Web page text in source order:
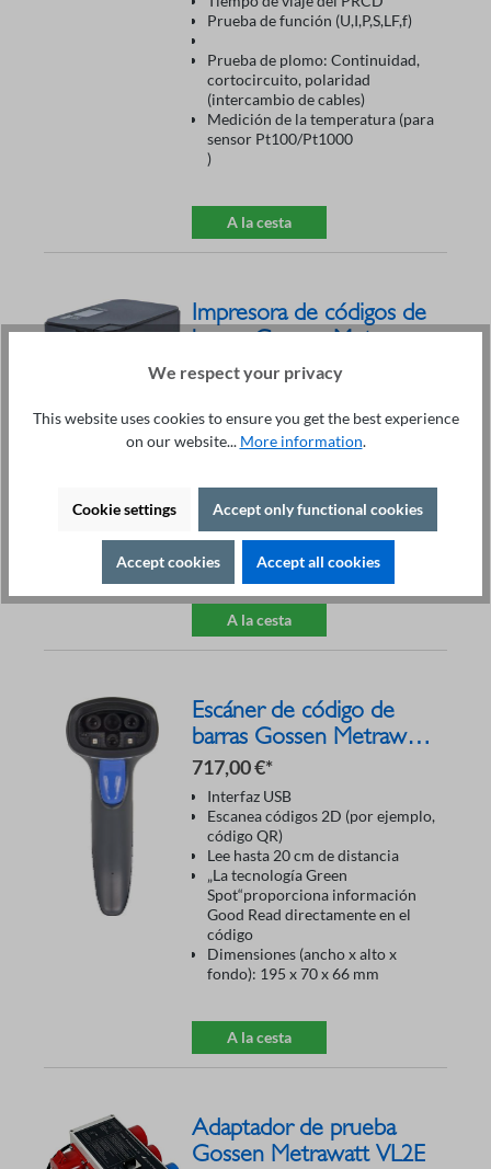
Prueba de función (U,I,P,S,LF,f)
Prueba de plomo: Continuidad,
cortocircuito, polaridad
(intercambio de cables)
Medición de la temperatura (para
sensor Pt100/Pt1000
)
A la cesta
Impresora de códigos de
barras Gossen Metrawatt
Z721E
696,00 €*
mm por segundo
Interfaz USB
ppp
Introducción de texto a través del
teclado del PC
A la cesta
Escáner de código de
barras Gossen Metrawatt
Z751A
717,00 €*
Interfaz USB
Escanea códigos 2D (por ejemplo,
código QR)
Lee hasta 20 cm de distancia
„La tecnología Green
Spot“proporciona información
Good Read directamente en el
código
Dimensiones (ancho x alto x
fondo): 195 x 70 x 66 mm
A la cesta
Adaptador de prueba
Gossen Metrawatt VL2E
We respect your privacy
This website uses cookies to ensure you get the best experience
on our website... More information.
Cookie settings Accept only functional cookies
Accept cookies Accept all cookies